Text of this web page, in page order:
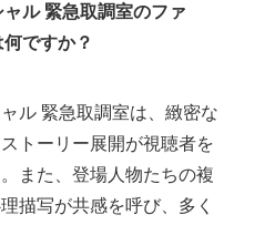
ル 緊急取調室のファ
ですか？
ル 緊急取調室は、緻密な
トーリー展開が視聴者を
また、登場人物たちの複
描写が共感を呼び、多く